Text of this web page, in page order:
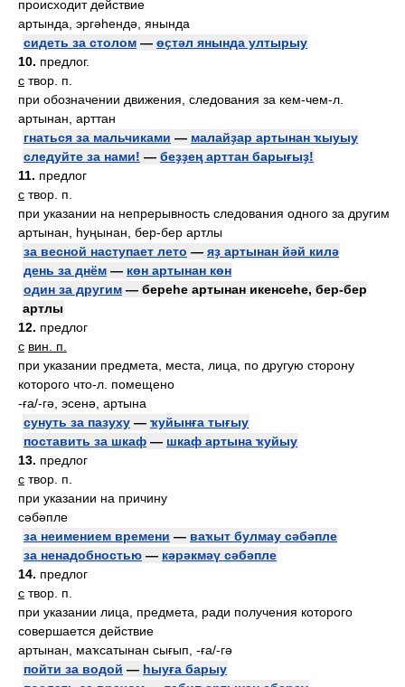
происходит действие
артында, эргәһендә, янында
сидеть за столом — өҫтәл янында ултырыу
10. предлог.
с твор. п.
при обозначении движения, следования за кем-чем-л.
артынан, арттан
гнаться за мальчиками — малайҙар артынан ҡыуыу
следуйте за нами! — беҙҙең арттан барығыҙ!
11. предлог
с твор. п.
при указании на непрерывность следования одного за другим
артынан, һуңынан, бер-бер артлы
за весной наступает лето — яҙ артынан йәй килә
день за днём — көн артынан көн
один за другим — береһе артынан икенсеһе, бер-бер
артлы
12. предлог
с вин. п.
при указании предмета, места, лица, по другую сторону
которого что-л. помещено
-ға/-гә, эсенә, артына
сунуть за пазуху — ҡуйынға тығыу
поставить за шкаф — шкаф артына ҡуйыу
13. предлог
с твор. п.
при указании на причину
сәбәпле
за неимением времени — ваҡыт булмау сәбәпле
за ненадобностью — кәрәкмәү сәбәпле
14. предлог
с твор. п.
при указании лица, предмета, ради получения которого
совершается действие
артынан, маҡсатынан сығып, -ға/-гә
пойти за водой — һыуға барыу